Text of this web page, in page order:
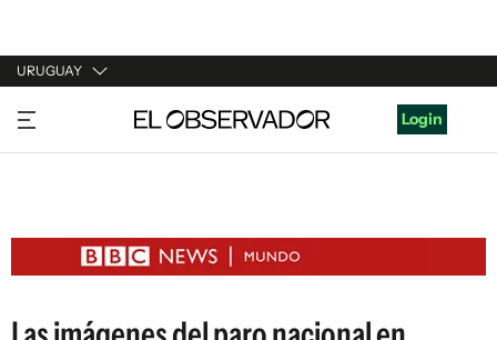
URUGUAY
URUGUAY
ARGENTINA
ESTADOS UNIDOS
Login